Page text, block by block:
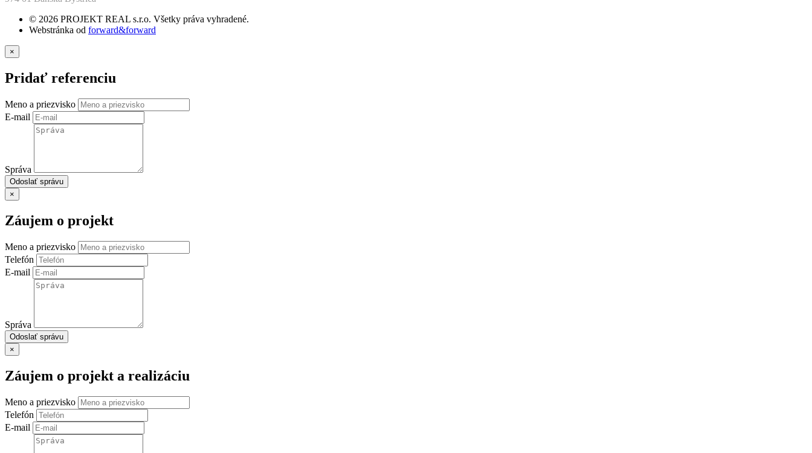
© 2026 PROJEKT REAL s.r.o. Všetky práva vyhradené.
Webstránka od forward&forward
×
Pridať referenciu
Meno a priezvisko
E-mail
Správa
Odoslať správu
×
Záujem o projekt
Meno a priezvisko
Telefón
E-mail
Správa
Odoslať správu
×
Záujem o projekt a realizáciu
Meno a priezvisko
Telefón
E-mail